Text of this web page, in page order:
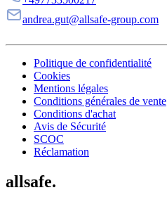
andrea.gut@allsafe-group.com
Politique de confidentialité
Cookies
Mentions légales
Conditions générales de vente
Conditions d'achat
Avis de Sécurité
SCOC
Réclamation
allsafe.